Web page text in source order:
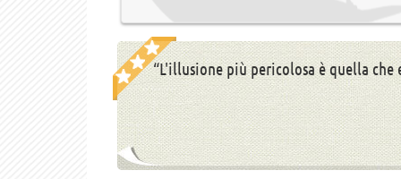
“L'illusione più pericolosa è quella